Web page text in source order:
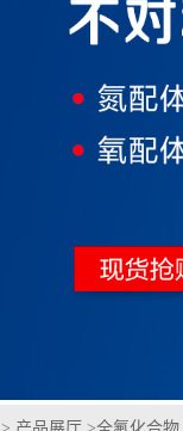
> 产品展厅 >全氟化合物